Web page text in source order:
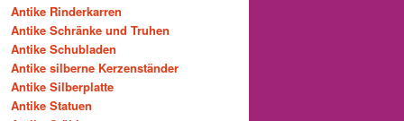
Antike Rinderkarren
Antike Schränke und Truhen
Antike Schubladen
Antike silberne Kerzenständer
Antike Silberplatte
Antike Statuen